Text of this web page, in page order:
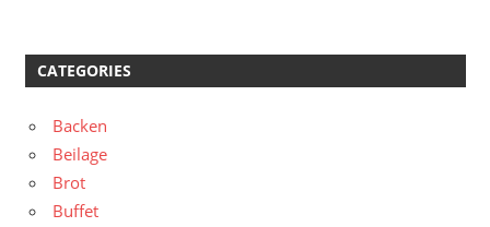
CATEGORIES
Backen
Beilage
Brot
Buffet